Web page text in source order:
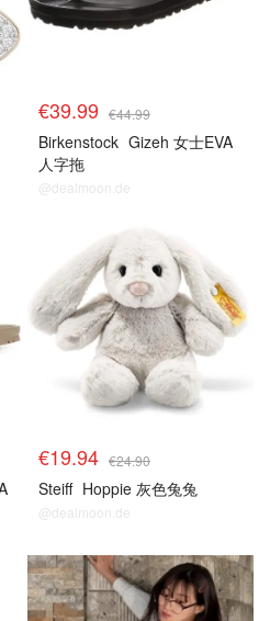
€39.99 €44.99
Birkenstock Gizeh 女士EVA
人字拖
@dealmoon.de
€19.94 €24.90
Steiff Hoppie 灰色兔兔
@dealmoon.de